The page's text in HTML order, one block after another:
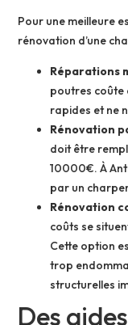
Pour une meilleure
rénovation d’une
Réparations
poutres
rapides et ne
Rénovation
doit être
10000€. À
par un
Rénovation
coûts se
Cette option
trop
structurelles
Des